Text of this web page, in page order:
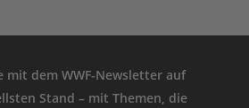
mit dem WWF-Newsletter auf
Stand – mit Themen, die